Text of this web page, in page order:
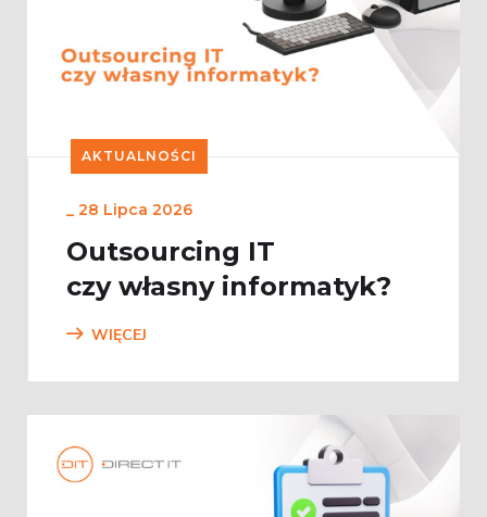
AKTUALNOŚCI
_ 28 Lipca 2026
Outsourcing IT
czy własny informatyk?
WIĘCEJ